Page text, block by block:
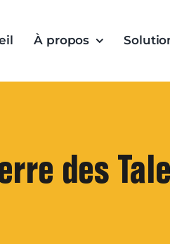
À propos
des